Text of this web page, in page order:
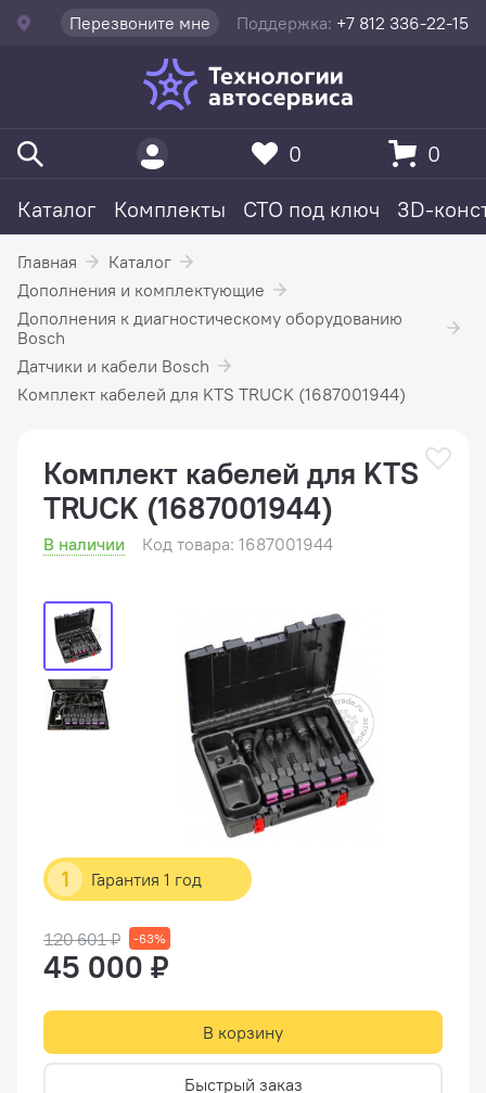
Перезвоните мне Поддержка: +7 812 336-22-15
Каталог Комплекты СТО под ключ 3D-
0 0
Главная
Каталог
Дополнения и комплектующие
Дополнения к диагностическому оборудованию
Bosch
Датчики и кабели Bosch
Комплект кабелей для KTS TRUCK (1687001944)
1 Гарантия 1 год
Комплект кабелей для KTS
TRUCK (1687001944)
В наличии Код товара: 1687001944
120 601 ₽ -63%
45 000 ₽
В корзину
Быстрый заказ